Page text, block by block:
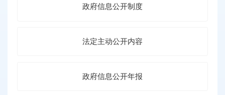
政府信息公开制度
法定主动公开内容
政府信息公开年报